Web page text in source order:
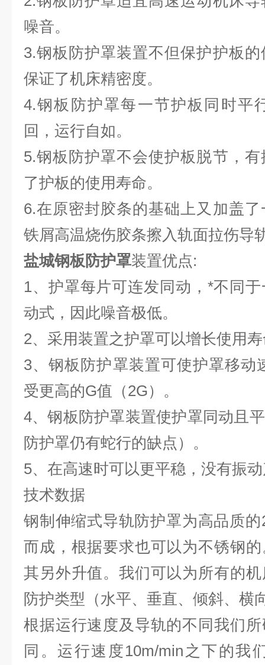
噪音。
3.钢板防护罩装置不但保护护板
保证了机床精密度。
4.钢板防护罩每一节护板同时平
回，运行自如。
5.钢板防护罩不会使护板脱节，
了护板的使用寿命。
6.在原密封胶条的基础上又加盖
铁屑高温烧伤胶条擦入轨面拉
盐城钢板防护罩装置优点:
1、护罩每片可连发同动，*不同
动式，因此噪音极低。
2、采用装置之护罩可以增长使用
3、钢板防护罩装置可使护罩移动
受更高的G值（2G）。
4、钢板防护罩装置使护罩同动且
防护罩仍有蛇行的缺点）。
5、在高速时可以更平稳，没有振
技术数据
钢制伸缩式导轨防护罩为高品质
而成，根据要求也可以为不锈钢
其另外升值。我们可以为所有的
防护类型（水平、垂直、倾斜、横
根据运行速度及导轨的不同我们
同。运行速度10m/min之下的我